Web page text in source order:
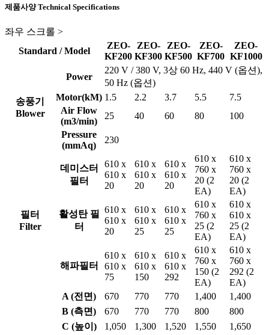
제품사양 Technical Specifications
좌우 스크롤 >
Standard / Model
ZEO-
KF200
ZEO-
KF300
ZEO-
KF500
ZEO-
KF700
ZEO-
KF1000
송풍기
Blower
Power
220 V / 380 V, 3상 60 Hz, 440 V (옵션),
50 Hz (옵션)
Motor(kM) 1.5 2.2 3.7 5.5
7.5
Air Flow
(m3/min)
25 40 60 80
100
Pressure
(mmAq)
230
필터
Filter
데미스터
필터
610 x
610 x
20
610 x
610 x
20
610 x
610 x
20
610 x
760 x
20 (2
EA)
610 x
760 x
20 (2
EA)
활성탄 필
터
610 x
610 x
20
610 x
610 x
25
610 x
610 x
25
610 x
760 x
25 (2
EA)
610 x
610 x
25 (2
EA)
해파필터
610 x
610 x
75
610 x
610 x
150
610 x
610 x
292
610 x
760 x
150 (2
EA)
610 x
760 x
292 (2
EA)
A (전면) 670 770 770 1,400
1,400
B (측면)
670 770 770 800
800
C (높이)
1,050 1,300 1,520 1,550
1,650